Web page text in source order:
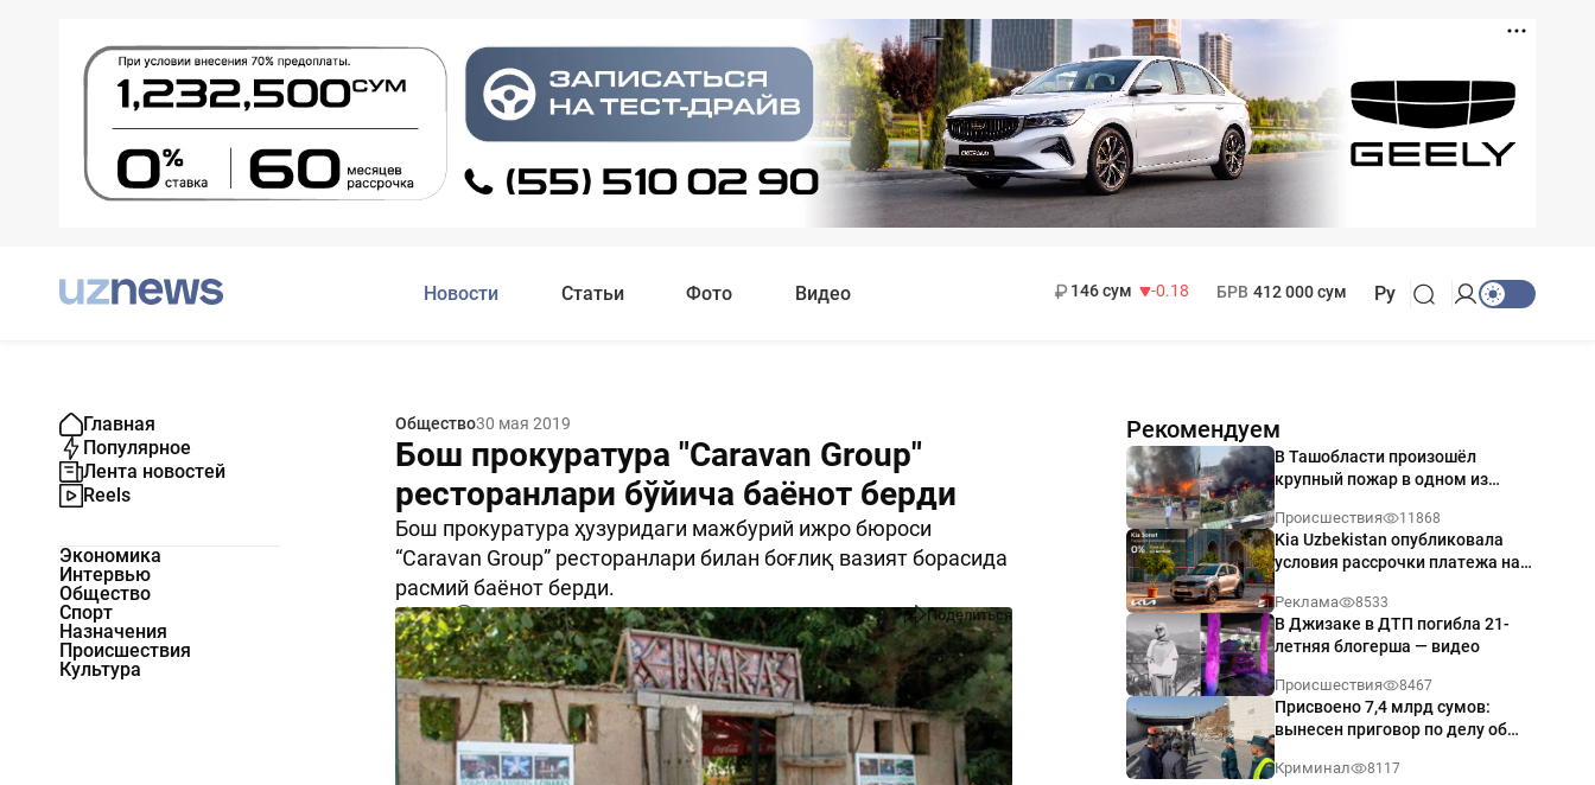
Новости Статьи Фото Видео
146 сум
-0.18
БРВ 412 000 сум Ру
Главная
Популярное
Лента новостей
Reels
Экономика
Интервью
Общество
Спорт
Назначения
Происшествия
Культура
Общество30 мая 2019
Бош прокуратура "Caravan Group"
ресторанлари бўйича баёнот берди
Бош прокуратура ҳузуридаги мажбурий ижро бюроси
“Caravan Group” ресторанлари билан боғлиқ вазият борасида
расмий баёнот берди.
3148 0 Поделиться
Рекомендуем
В Ташобласти произошёл
крупный пожар в одном из
Происшествия 11868
Kia Uzbekistan опубликовала
условия рассрочки платежа на
годовых
Реклама 8533
В Джизаке в ДТП погибла 21-
летняя блогерша — видео
Происшествия 8467
Присвоено 7,4 млрд сумов:
вынесен приговор по делу об
Ташкенте
Криминал 8117